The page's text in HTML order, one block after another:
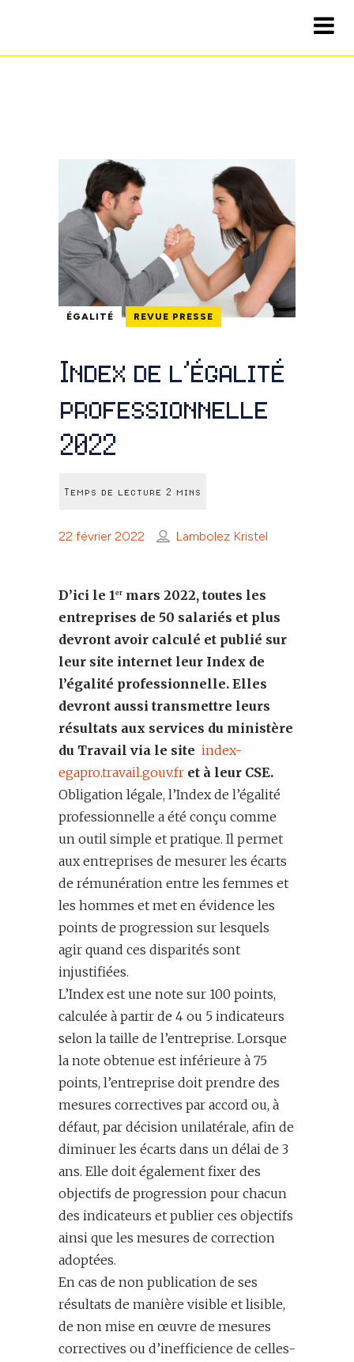
ÉGALITÉ REVUE PRESSE
Index de l’égalité
professionnelle
2022
22 février 2022 Lambolez Kristel
D’ici le 1er mars 2022, toutes les
entreprises de 50 salariés et plus
devront avoir calculé et publié sur
leur site internet leur Index de
l’égalité professionnelle. Elles
devront aussi transmettre leurs
résultats aux services du ministère
du Travail via le site index-
egapro.travail.gouv.fr et à leur CSE.
Obligation légale, l’Index de l’égalité
professionnelle a été conçu comme
un outil simple et pratique. Il permet
aux entreprises de mesurer les écarts
de rémunération entre les femmes et
les hommes et met en évidence les
points de progression sur lesquels
agir quand ces disparités sont
injustifiées.
L’Index est une note sur 100 points,
calculée à partir de 4 ou 5 indicateurs
selon la taille de l’entreprise. Lorsque
la note obtenue est inférieure à 75
points, l’entreprise doit prendre des
mesures correctives par accord ou, à
défaut, par décision unilatérale, afin de
diminuer les écarts dans un délai de 3
ans. Elle doit également fixer des
objectifs de progression pour chacun
des indicateurs et publier ces objectifs
ainsi que les mesures de correction
adoptées.
En cas de non publication de ses
résultats de manière visible et lisible,
de non mise en œuvre de mesures
correctives ou d’inefficience de celles-